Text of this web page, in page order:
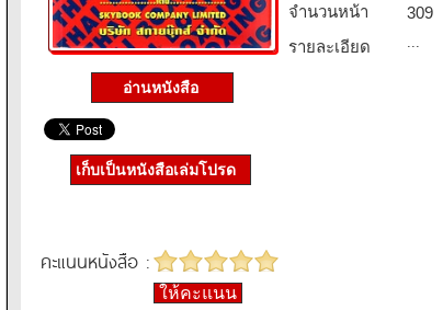
อ่านหนังสือ
จำนวนหน้า
309
รายละเอียด
...
เก็บเป็นหนังสือเล่มโปรด
คะแนนหนังสือ :
ให้คะแนน